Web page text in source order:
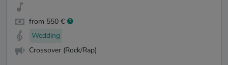
from 550 €
Wedding
Crossover (Rock/Rap)